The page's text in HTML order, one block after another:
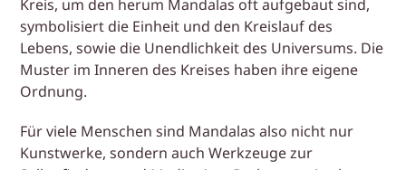
Kreis, um den herum Mandalas oft aufgebaut sind,
symbolisiert die Einheit und den Kreislauf des
Lebens, sowie die Unendlichkeit des Universums. Die
Muster im Inneren des Kreises haben ihre eigene
Ordnung.
Für viele Menschen sind Mandalas also nicht nur
Kunstwerke, sondern auch Werkzeuge zur